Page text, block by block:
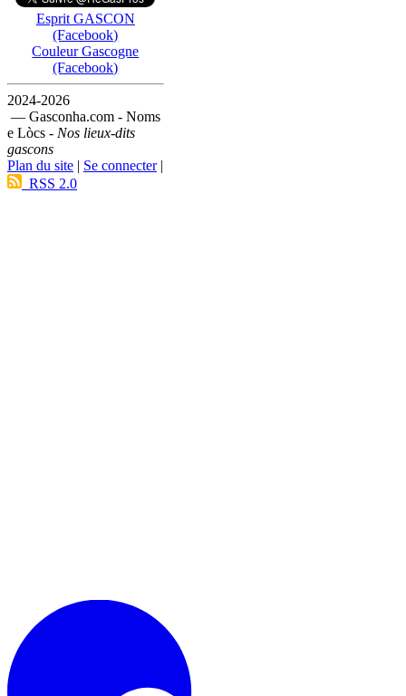
Esprit GASCON
(Facebook)
Couleur Gascogne
(Facebook)
2024-2026
— Gasconha.com - Noms
e Lòcs - Nos lieux-dits
gascons
Plan du site | Se connecter|
RSS 2.0